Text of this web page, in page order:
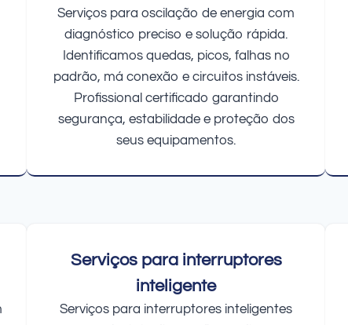
Serviços para oscilação de energia com
diagnóstico preciso e solução rápida.
Identificamos quedas, picos, falhas no
padrão, má conexão e circuitos instáveis.
Profissional certificado garantindo
segurança, estabilidade e proteção dos
seus equipamentos.
Serviços para interruptores
inteligente
Serviços para interruptores inteligentes